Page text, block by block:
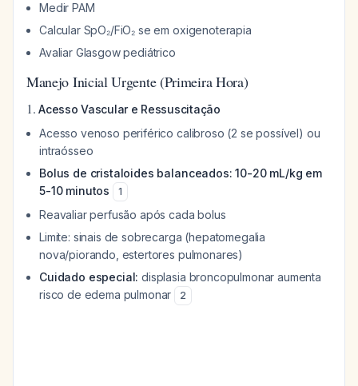
Medir PAM
Calcular SpO₂/FiO₂ se em oxigenoterapia
Avaliar Glasgow pediátrico
Manejo Inicial Urgente (Primeira Hora)
1.Acesso Vascular e Ressuscitação
Acesso venoso periférico calibroso (2 se possível) ou
intraósseo
Bolus de cristaloides balanceados: 10-20 mL/kg em
5-10 minutos
1
Reavaliar perfusão após cada bolus
Limite: sinais de sobrecarga (hepatomegalia
nova/piorando, estertores pulmonares)
Cuidado especial: displasia broncopulmonar aumenta
risco de edema pulmonar
2